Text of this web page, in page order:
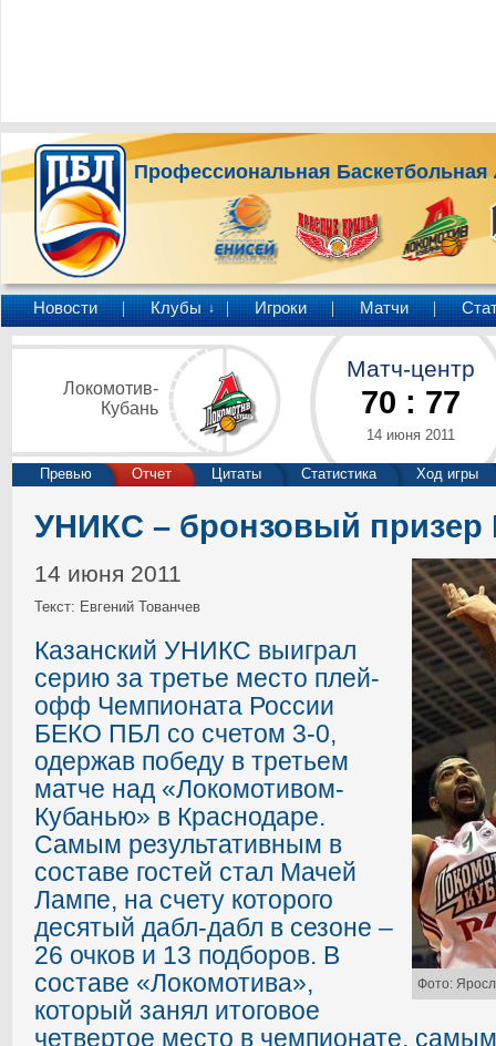
Профессиональная Баскетбольная
Новости Клубы ↓ Игроки Матчи
Локомотив-
Кубань
Матч-центр
70 : 77
14 июня 2011
Превью Отчет Цитаты Статистика Ход игры
УНИКС – бронзовый
Фото:
14 июня 2011
Текст: Евгений Тованчев
Казанский УНИКС выиграл
серию за третье место плей-
офф Чемпионата России
БЕКО ПБЛ со счетом 3-0,
одержав победу в третьем
матче над «Локомотивом-
Кубанью» в Краснодаре.
Самым результативным в
составе гостей стал Мачей
Лампе, на счету которого
десятый дабл-дабл в сезоне –
26 очков и 13 подборов. В
составе «Локомотива»,
который занял итоговое
четвертое место в чемпионате,